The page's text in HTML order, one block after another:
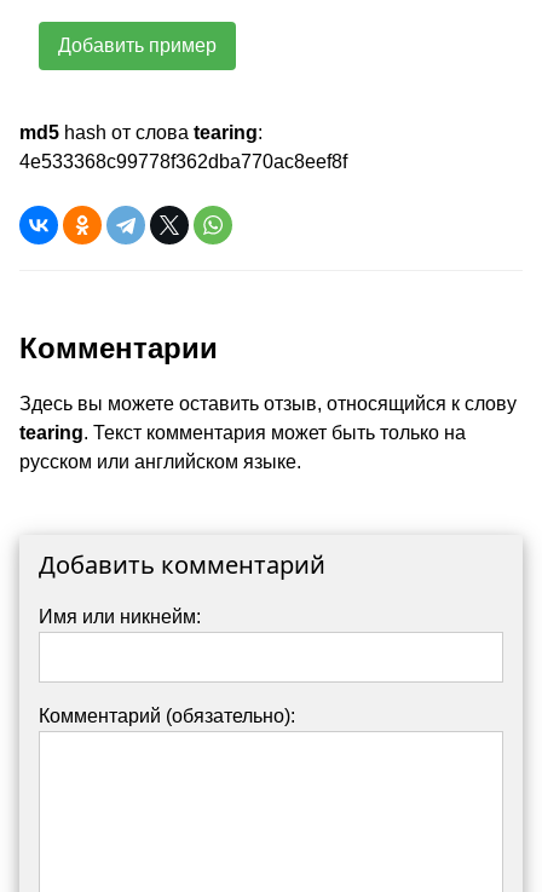
Добавить пример
md5 hash от слова tearing:
4e533368c99778f362dba770ac8eef8f
Комментарии
Здесь вы можете оставить отзыв, относящийся к слову
tearing. Текст комментария может быть только на
русском или английском языке.
Добавить комментарий
Имя или никнейм:
Комментарий (обязательно):